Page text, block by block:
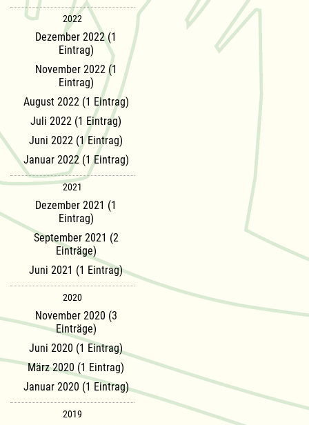
2022
Dezember 2022 (1
Eintrag)
November 2022 (1
Eintrag)
August 2022 (1 Eintrag)
Juli 2022 (1 Eintrag)
Juni 2022 (1 Eintrag)
Januar 2022 (1 Eintrag)
2021
Dezember 2021 (1
Eintrag)
September 2021 (2
Einträge)
Juni 2021 (1 Eintrag)
2020
November 2020 (3
Einträge)
Juni 2020 (1 Eintrag)
März 2020 (1 Eintrag)
Januar 2020 (1 Eintrag)
2019